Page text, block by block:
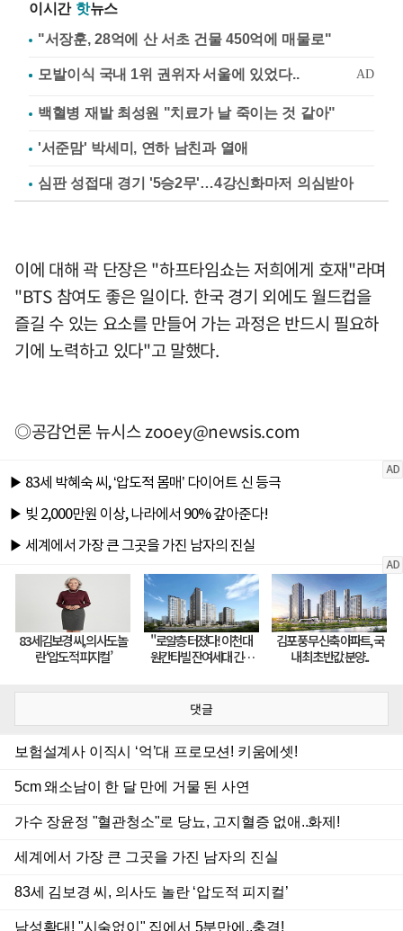
이시간 핫뉴스
"서장훈, 28억에 산 서초 건물 450억에 매물로"
백혈병 재발 최성원 "치료가 날 죽이는 것 같아"
'서준맘' 박세미, 연하 남친과 열애
심판 성접대 경기 '5승2무'…4강신화마저 의심받아
이에 대해 곽 단장은 "하프타임쇼는 저희에게 호재"라며
"BTS 참여도 좋은 일이다. 한국 경기 외에도 월드컵을
즐길 수 있는 요소를 만들어 가는 과정은 반드시 필요하
기에 노력하고 있다"고 말했다.
◎공감언론 뉴시스zooey@newsis.com
댓글